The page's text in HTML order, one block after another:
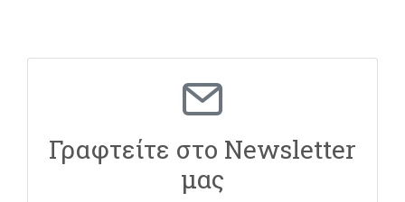
Γραφτείτε στο Newsletter
μας